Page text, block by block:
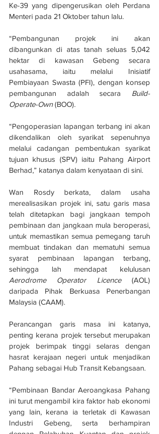
Ke-39 yang dipengerusikan oleh Perdana
Menteri pada 21 Oktober tahun lalu.
“Pembangunan projek ini akan
dibangunkan di atas tanah seluas 5,042
hektar di kawasan Gebeng secara
usahasama, iaitu melalui Inisiatif
Pembiayaan Swasta (PFI), dengan konsep
pembangunan adalah secara Build-
Operate-Own (BOO).
“Pengoperasian lapangan terbang ini akan
dikendalikan oleh syarikat sepenuhnya
melalui cadangan pembentukan syarikat
tujuan khusus (SPV) iaitu Pahang Airport
Berhad,” katanya dalam kenyataan di sini.
Wan Rosdy berkata, dalam usaha
merealisasikan projek ini, satu garis masa
telah ditetapkan bagi jangkaan tempoh
pembinaan dan jangkaan mula beroperasi,
untuk memastikan semua pemegang taruh
membuat tindakan dan mematuhi semua
syarat pembinaan lapangan terbang,
Aerodrome Operator Licence (AOL)
daripada Pihak Berkuasa Penerbangan
Malaysia (CAAM).
Perancangan garis masa ini katanya,
penting kerana projek tersebut merupakan
projek berimpak tinggi selaras dengan
hasrat kerajaan negeri untuk menjadikan
Pahang sebagai Hub Transit Kebangsaan.
“Pembinaan Bandar Aeroangkasa Pahang
ini turut mengambil kira faktor hab ekonomi
yang lain, kerana ia terletak di Kawasan
Industri Gebeng, serta berhampiran